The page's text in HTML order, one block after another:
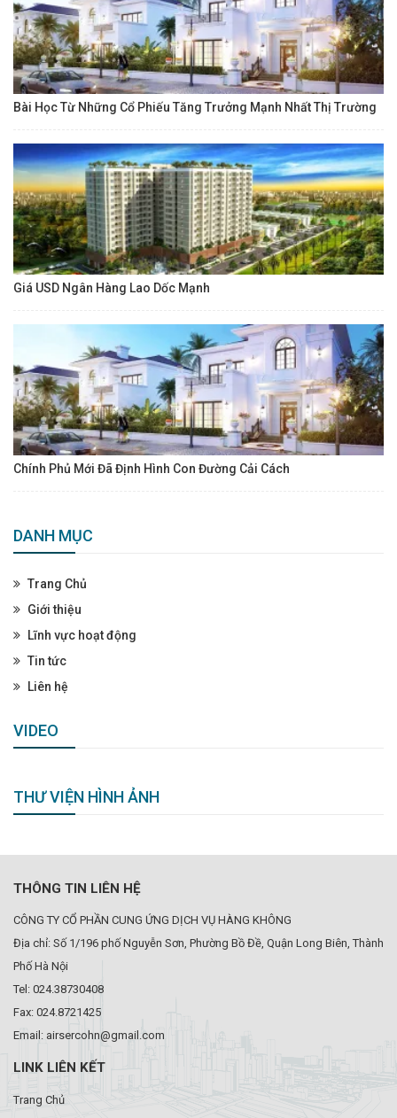
Bài Học Từ Những Cổ Phiếu Tăng Trưởng Mạnh Nhất Thị Trường
Giá USD Ngân Hàng Lao Dốc Mạnh
Chính Phủ Mới Đã Định Hình Con Đường Cải Cách
DANH MỤC
Trang Chủ
Giới thiệu
Lĩnh vực hoạt động
Tin tức
Liên hệ
VIDEO
THƯ VIỆN HÌNH ẢNH
THÔNG TIN LIÊN HỆ
CÔNG TY CỔ PHẦN CUNG ỨNG DỊCH VỤ HÀNG KHÔNG
Địa chỉ: Số 1/196 phố Nguyễn Sơn, Phường Bồ Đề, Quận Long Biên, Thành
Phố Hà Nội
Tel: 024.38730408
Fax: 024.8721425
Email: airsercohn@gmail.com
LINK LIÊN KẾT
Trang Chủ